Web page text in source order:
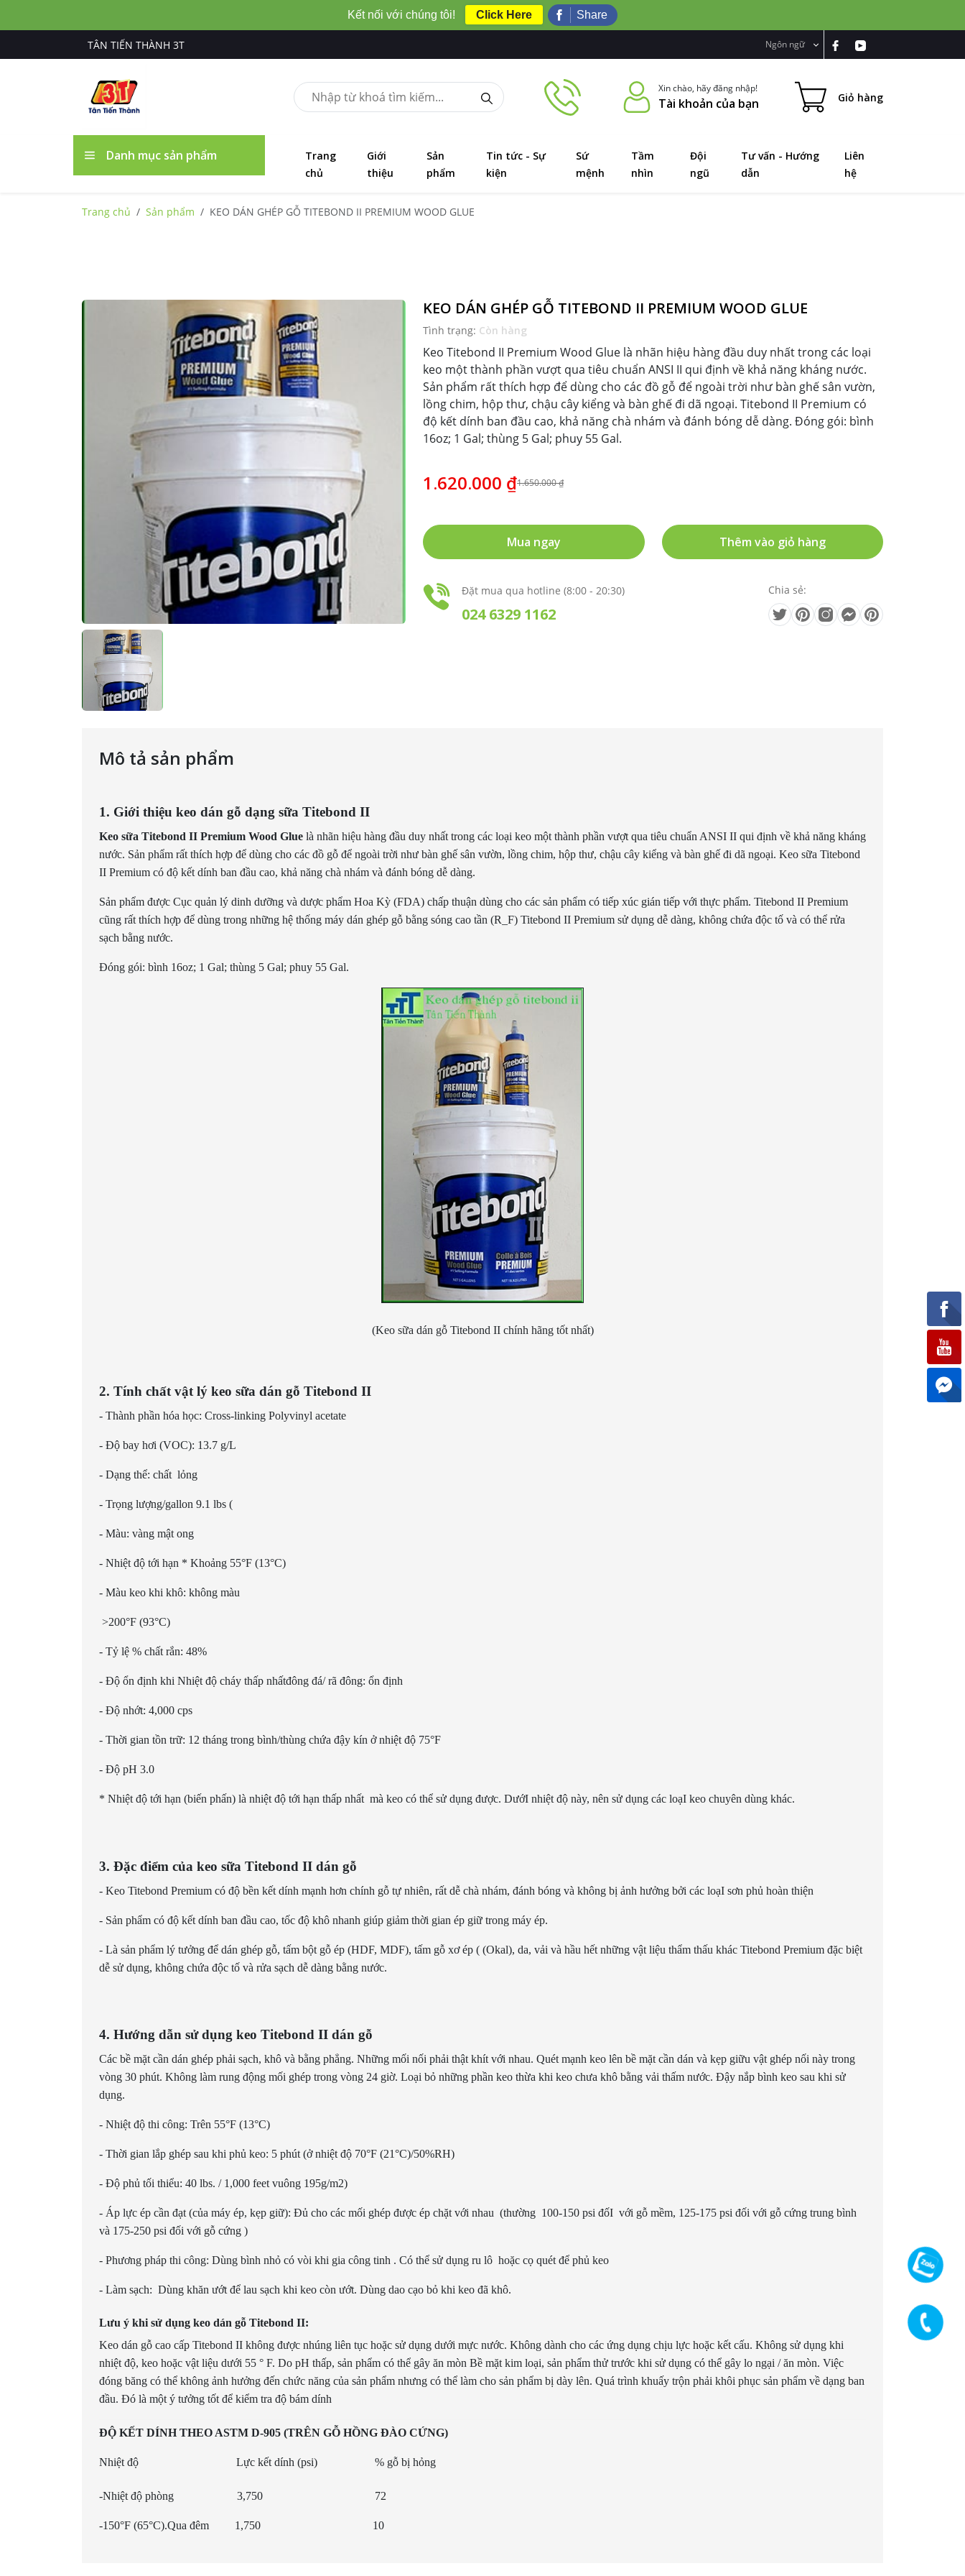
TÂN TIẾN THÀNH 3T Ngôn ngữ
Xin chào, hãy đăng nhập!
Tài khoản của bạn Giỏ hàng
Danh mục sản phẩm
Trang
chủ
Giới
thiệu
Sản
phẩm
Tin tức - Sự
kiện
Sứ
mệnh
Tầm
nhìn
Đội
ngũ
Tư vấn - Hướng
dẫn
Liên
hệ
Trang chủ Sản phẩm KEO DÁN GHÉP GỖ TITEBOND II PREMIUM WOOD GLUE
KEO DÁN GHÉP GỖ TITEBOND II PREMIUM WOOD GLUE
Tình trạng: Còn hàng
Keo Titebond II Premium Wood Glue là nhãn hiệu hàng đầu duy nhất trong các loại
keo một thành phần vượt qua tiêu chuẩn ANSI II qui định về khả năng kháng nước.
Sản phẩm rất thích hợp để dùng cho các đồ gỗ để ngoài trời như bàn ghế sân vườn,
lồng chim, hộp thư, chậu cây kiểng và bàn ghế đi dã ngoại. Titebond II Premium có
độ kết dính ban đầu cao, khả năng chà nhám và đánh bóng dễ dàng. Đóng gói: bình
16oz; 1 Gal; thùng 5 Gal; phuy 55 Gal.
1.620.000 ₫1.650.000 ₫
Mua ngay Thêm vào giỏ hàng
Đặt mua qua hotline (8:00 - 20:30)
024 6329 1162
Chia sẻ:
Mô tả sản phẩm
1. Giới thiệu keo dán gỗ dạng sữa Titebond II
Keo sữa Titebond II Premium Wood Glue là nhãn hiệu hàng đầu duy nhất trong các loại keo một thành phần vượt qua tiêu chuẩn ANSI II qui định về khả năng kháng
nước. Sản phẩm rất thích hợp để dùng cho các đồ gỗ để ngoài trời như bàn ghế sân vườn, lồng chim, hộp thư, chậu cây kiểng và bàn ghế đi dã ngoại. Keo sữa Titebond
II Premium có độ kết dính ban đầu cao, khả năng chà nhám và đánh bóng dễ dàng.
Sản phẩm được Cục quản lý dinh dưỡng và dược phẩm Hoa Kỳ (FDA) chấp thuận dùng cho các sản phẩm có tiếp xúc gián tiếp với thực phẩm. Titebond II Premium
cũng rất thích hợp để dùng trong những hệ thống máy dán ghép gỗ bằng sóng cao tần (R_F) Titebond II Premium sử dụng dễ dàng, không chứa độc tố và có thể rửa
sạch bằng nước.
Đóng gói: bình 16oz; 1 Gal; thùng 5 Gal; phuy 55 Gal.
(Keo sữa dán gỗ Titebond II chính hãng tốt nhất)
2. Tính chất vật lý keo sữa dán gỗ Titebond II
- Thành phần hóa học: Cross-linking Polyvinyl acetate
- Độ bay hơi (VOC): 13.7 g/L
- Dạng thể: chất lỏng
- Trọng lượng/gallon 9.1 lbs (
- Màu: vàng mật ong
- Nhiệt độ tới hạn * Khoảng 55°F (13°C)
- Màu keo khi khô: không màu
>200°F (93°C)
- Tỷ lệ % chất rắn: 48%
- Độ ổn định khi Nhiệt độ cháy thấp nhấtđông đá/ rã đông: ổn định
- Độ nhớt: 4,000 cps
- Thời gian tồn trữ: 12 tháng trong bình/thùng chứa đậy kín ở nhiệt độ 75°F
- Độ pH 3.0
* Nhiệt độ tới hạn (biến phấn) là nhiệt độ tới hạn thấp nhất mà keo có thể sử dụng được. DướI nhiệt độ này, nên sử dụng các loạI keo chuyên dùng khác.
3. Đặc điểm của keo sữa Titebond II dán gỗ
- Keo Titebond Premium có độ bền kết dính mạnh hơn chính gỗ tự nhiên, rất dễ chà nhám, đánh bóng và không bị ảnh hưởng bởi các loạI sơn phủ hoàn thiện
- Sản phẩm có độ kết dính ban đầu cao, tốc độ khô nhanh giúp giảm thời gian ép giữ trong máy ép.
- Là sản phẩm lý tưởng để dán ghép gỗ, tấm bột gỗ ép (HDF, MDF), tấm gỗ xơ ép ( (Okal), da, vải và hầu hết những vật liệu thẩm thấu khác Titebond Premium đặc biệt
dễ sử dụng, không chứa độc tố và rửa sạch dễ dàng bằng nước.
4. Hướng dẫn sử dụng keo Titebond II dán gỗ
Các bề mặt cần dán ghép phải sạch, khô và bằng phẳng. Những mối nối phải thật khít với nhau. Quét mạnh keo lên bề mặt cần dán và kẹp giữu vật ghép nối này trong
vòng 30 phút. Không làm rung động mối ghép trong vòng 24 giờ. Loại bỏ những phần keo thừa khi keo chưa khô bằng vải thấm nước. Đậy nắp bình keo sau khi sử
dụng.
- Nhiệt độ thi công: Trên 55°F (13°C)
- Thời gian lắp ghép sau khi phủ keo: 5 phút (ở nhiệt độ 70°F (21°C)/50%RH)
- Độ phủ tối thiểu: 40 lbs. / 1,000 feet vuông 195g/m2)
- Áp lực ép cần đạt (của máy ép, kẹp giữ): Đủ cho các mối ghép được ép chặt với nhau (thường 100-150 psi đốI với gỗ mềm, 125-175 psi đối với gỗ cứng trung bình
và 175-250 psi đối với gỗ cứng )
- Phương pháp thi công: Dùng bình nhỏ có vòi khi gia công tinh . Có thể sử dụng ru lô hoặc cọ quét để phủ keo
- Làm sạch: Dùng khăn ướt để lau sạch khi keo còn ướt. Dùng dao cạo bỏ khi keo đã khô.
Lưu ý khi sử dụng keo dán gỗ Titebond II:
Keo dán gỗ cao cấp Titebond II không được nhúng liên tục hoặc sử dụng dưới mực nước. Không dành cho các ứng dụng chịu lực hoặc kết cấu. Không sử dụng khi
nhiệt độ, keo hoặc vật liệu dưới 55 ° F. Do pH thấp, sản phẩm có thể gây ăn mòn Bề mặt kim loại, sản phẩm thử trước khi sử dụng có thể gây lo ngại / ăn mòn. Việc
đóng băng có thể không ảnh hưởng đến chức năng của sản phẩm nhưng có thể làm cho sản phẩm bị dày lên. Quá trình khuấy trộn phải khôi phục sản phẩm về dạng ban
đầu. Đó là một ý tưởng tốt để kiểm tra độ bám dính
ĐỘ KẾT DÍNH THEO ASTM D-905 (TRÊN GỖ HỒNG ĐÀO CỨNG)
Nhiệt độ Lực kết dính (psi) % gỗ bị hỏng
-Nhiệt độ phòng 3,750 72
-150°F (65°C).Qua đêm 1,750 10
Kết nối với chúng tôi! Click Here Share